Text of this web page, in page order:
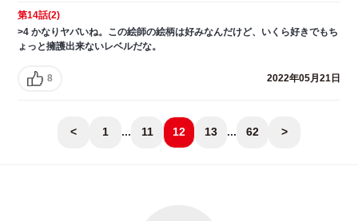
第14話(2)
>4 かなりヤバいね。この絵師の絵柄は好みなんだけど、いくら好きでもち
ょっと擁護出来ないレベルだな。
8 2022年05月21日
< 1 ... 11 12 13 ... 62 >